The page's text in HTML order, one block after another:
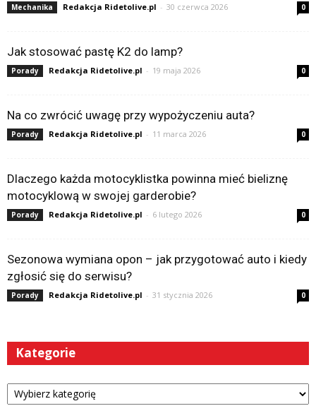
Mechanika Redakcja Ridetolive.pl - 30 czerwca 2026 0
Jak stosować pastę K2 do lamp?
Porady Redakcja Ridetolive.pl - 19 maja 2026 0
Na co zwrócić uwagę przy wypożyczeniu auta?
Porady Redakcja Ridetolive.pl - 11 marca 2026 0
Dlaczego każda motocyklistka powinna mieć bieliznę
motocyklową w swojej garderobie?
Porady Redakcja Ridetolive.pl - 6 lutego 2026 0
Sezonowa wymiana opon – jak przygotować auto i kiedy
zgłosić się do serwisu?
Porady Redakcja Ridetolive.pl - 31 stycznia 2026 0
Kategorie
Kategorie